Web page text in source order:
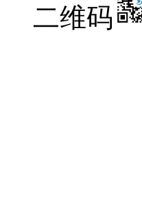
二维码